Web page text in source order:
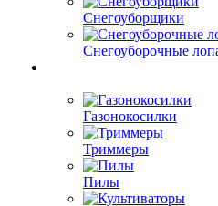
Снегоуборщики
Снегоуборочные
Газонокосилки
Триммеры
Пилы